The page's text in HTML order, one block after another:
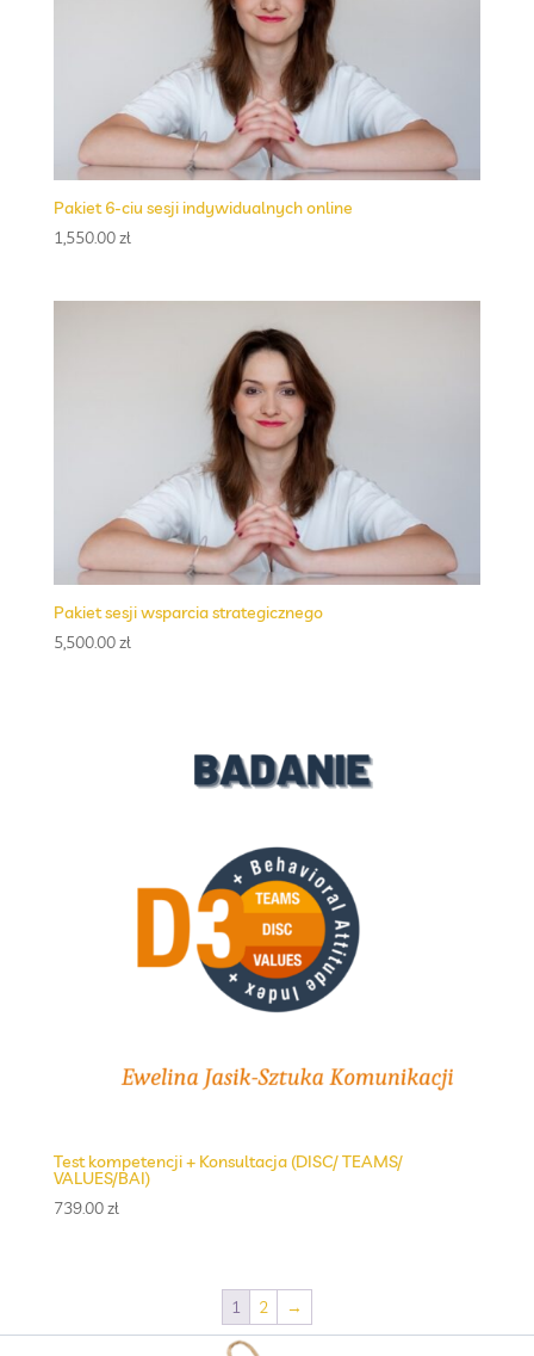
Pakiet 6-ciu sesji indywidualnych online
1,550.00zł
Pakiet sesji wsparcia strategicznego
5,500.00zł
Test kompetencji + Konsultacja (DISC/ TEAMS/
VALUES/BAI)
739.00zł
1 2 →